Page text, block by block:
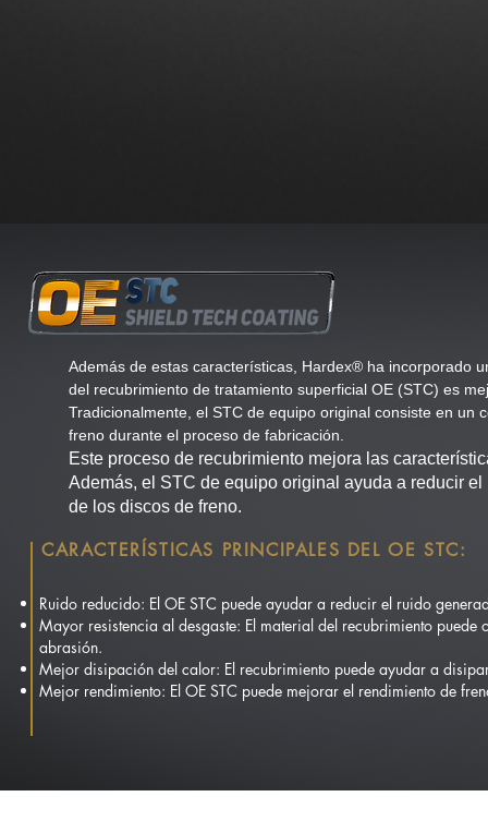
Además de estas características, Hardex® ha incorporado
del recubrimiento de tratamiento superficial OE (STC) es
Tradicionalmente, el STC de equipo original consiste en
freno durante el proceso de fabricación.
Este proceso de recubrimiento mejora las
Además, el STC de equipo original ayuda a reducir
de los discos de freno.
CARACTERÍSTICAS PRINCIPALES DEL OE STC:
Ruido reducido: El OE STC puede ayudar a reducir el ruido
Mayor resistencia al desgaste: El material del recubrimiento
abrasión.
Mejor disipación del calor: El recubrimiento puede ayudar a
Mejor rendimiento: El OE STC puede mejorar el rendimiento de